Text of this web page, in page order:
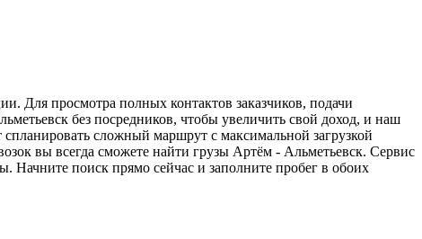
Для просмотра полных контактов заказчиков, подачи
без посредников, чтобы увеличить свой доход, и наш
сложный маршрут с максимальной загрузкой
вы всегда сможете найти грузы Артём - Альметьевск. Сервис
Начните поиск прямо сейчас и заполните пробег в обоих